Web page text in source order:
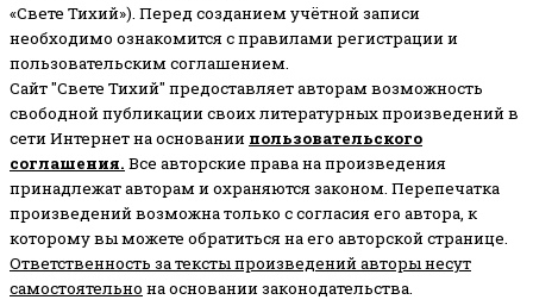
«Свете Тихий»). Перед созданием учётной записи
необходимо ознакомится с правилами регистрации и
пользовательским соглашением.
Сайт "Свете Тихий" предоставляет авторам возможность
свободной публикации своих литературных произведений в
сети Интернет на основании пользовательского
соглашения. Все авторские права на произведения
принадлежат авторам и охраняются законом. Перепечатка
произведений возможна только с согласия его автора, к
которому вы можете обратиться на его авторской странице.
Ответственность за тексты произведений авторы несут
самостоятельно на основании законодательства.